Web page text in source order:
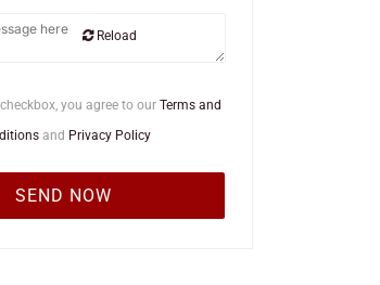
Reload
you agree to our Terms and
and Privacy Policy